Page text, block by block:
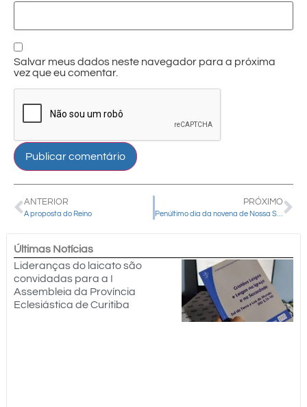
Salvar meus dados neste navegador para a próxima
vez que eu comentar.
ANTERIOR
A proposta do Reino
PRÓXIMO
Penúltimo dia da novena de Nossa Senhora de Belém é neste sábado (31)
Últimas Notícias
Lideranças do laicato são
convidadas para a I
Assembleia da Província
Eclesiástica de Curitiba